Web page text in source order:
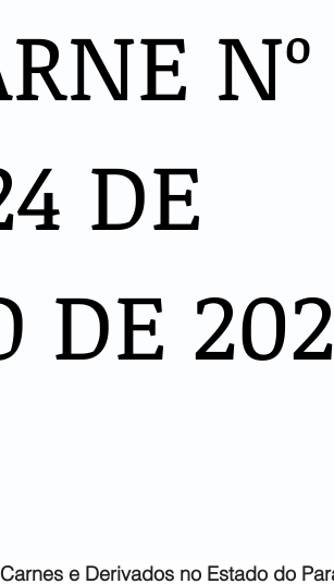
Nº
DE
DE
Carnes e Derivados no Estado do